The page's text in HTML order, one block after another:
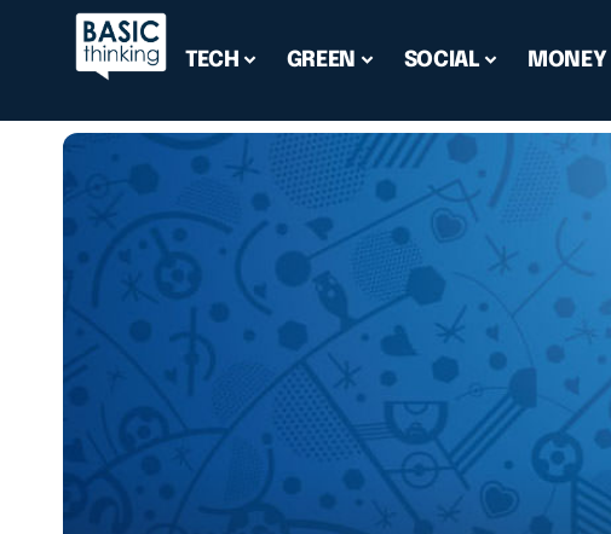
TECH GREEN SOCIAL MONEY